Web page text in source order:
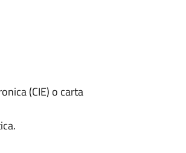
(CIE) o carta